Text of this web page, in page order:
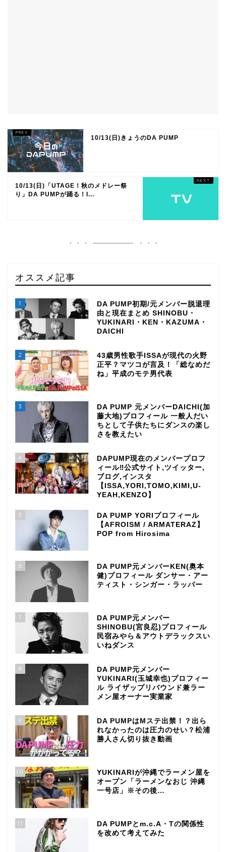
10/13(日)きょうのDA PUMP
10/13(日)「UTAGE！秋のメドレー祭
り」DA PUMPが踊る！I...
オススメ記事
1
DA PUMP初期/元メンバー脱退理
由と現在まとめ SHINOBU・
YUKINARI・KEN・KAZUMA・
DAICHI
2
43歳男性歌手ISSAが現代の火野
正平？マツコが言及！「総なめだ
ね」平成のモテ男代表
3
DA PUMP 元メンバーDAICHI(加
藤大地)プロフィール 一般人だい
ちとして子供たちにダンスの楽し
さを教えたい
4
DAPUMP現在のメンバープロフ
ィール‼公式サイト,ツイッター,
ブログ,インスタ
【ISSA,YORI,TOMO,KIMI,U-
YEAH,KENZO】
5
DA PUMP YORIプロフィール
【AFROISM / ARMATERAZ】
POP from Hirosima
6
DA PUMP元メンバーKEN(奥本
健)プロフィール ダンサー・アー
ティスト・シンガー・ラッパー
7
DA PUMP元メンバー
SHINOBU(宮良忍)プロフィール
民宿みやら＆アウトデラックスい
いねダンス
8
DA PUMP元メンバー
YUKINARI(玉城幸也)プロフィー
ル ライザップリバウンド兼ラー
メン屋オーナー実業家
9
DA PUMPはMステ出禁！？出ら
れなかったのは圧力のせい？松浦
勝人さん切り抜き動画
10
YUKINARIが沖縄でラーメン屋を
オープン「ラーメンなおじ 沖縄
一号店」※その後…
11
DA PUMPとm.c.A・Tの関係性
を改めて考えてみた